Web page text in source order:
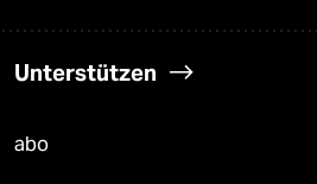
Unterstützen
abo